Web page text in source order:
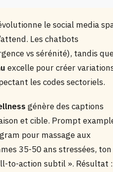
le social media
Les chatbots
vs sérénité), tandis
excelle pour créer
les codes sectoriels.
génère des captions
et cible. Prompt
pour massage aux
35-50 ans stressées, ton
to-action subtil ». Résultat :